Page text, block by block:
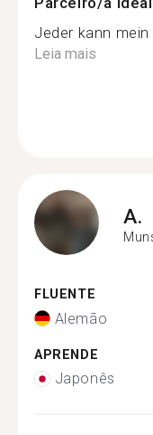
Jeder kann
Leia mais
A.
FLUENTE
Alemão
APRENDE
Japonês